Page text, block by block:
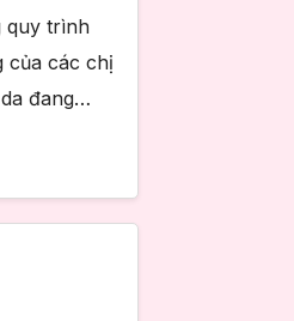
quy trình
của các chị
đang…